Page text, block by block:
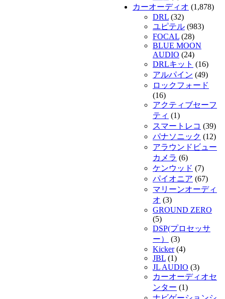
カーオーディオ (1,878)
DRL (32)
ユピテル (983)
FOCAL (28)
BLUE MOON
AUDIO (24)
DRLキット (16)
アルパイン (49)
ロックフォード
(16)
アクティブセーフ
ティ (1)
スマートレコ (39)
パナソニック (12)
アラウンドビュー
カメラ (6)
ケンウッド (7)
パイオニア (67)
マリーンオーディ
オ (3)
GROUND ZERO
(5)
DSP(プロセッサ
ー）
(3)
Kicker(4)
JBL (1)
JL AUDIO (3)
カーオーディオセ
ンター (1)